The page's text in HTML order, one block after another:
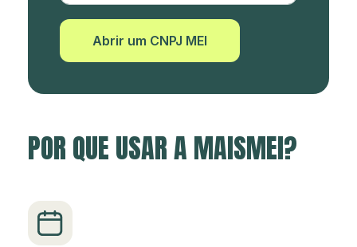
Abrir um CNPJ MEI
POR QUE USAR A MAISMEI?